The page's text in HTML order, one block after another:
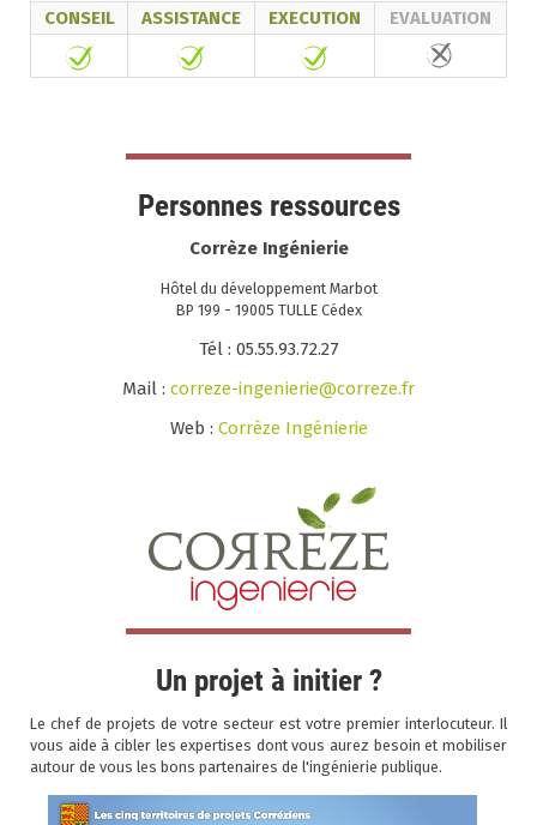
CONSEIL ASSISTANCE EXECUTION EVALUATION
Personnes ressources
Corrèze Ingénierie
Hôtel du développement Marbot
BP 199 - 19005 TULLE Cédex
Tél : 05.55.93.72.27
Mail : correze-ingenierie@correze.fr
Web : Corrèze Ingénierie
Un projet à initier ?
Le chef de projets de votre secteur est votre premier interlocuteur. Il
vous aide à cibler les expertises dont vous aurez besoin et mobiliser
autour de vous les bons partenaires de l'ingénierie publique.